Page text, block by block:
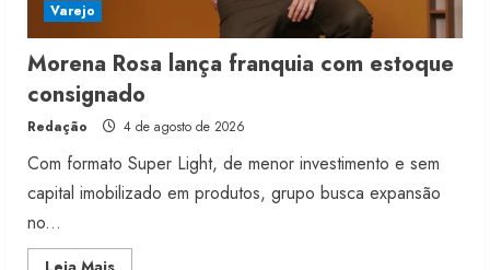
Varejo
Morena Rosa lança franquia com estoque
consignado
Redação 4 de agosto de 2026
Com formato Super Light, de menor investimento e sem
capital imobilizado em produtos, grupo busca expansão
no...